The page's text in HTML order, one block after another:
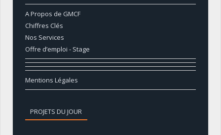
A Propos de GMCF
Chiffres Clés
Nos Services
Offre d’emploi - Stage
Mentions Légales
PROJETS DU JOUR